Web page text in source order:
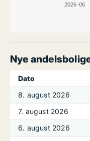
2026-06
Nye
Dato
8. august 2026
7. august 2026
6. august 2026